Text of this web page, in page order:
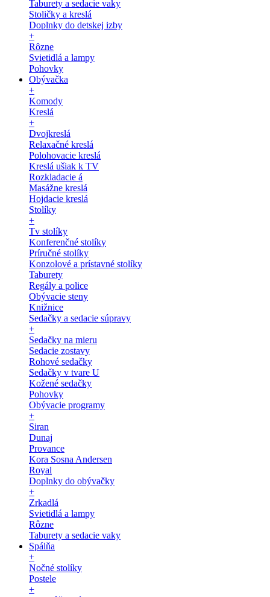
Taburety a sedacie vaky
Stoličky a kreslá
Doplnky do detskej izby
+
Rôzne
Svietidlá a lampy
Pohovky
Obývačka
+
Komody
Kreslá
+
Dvojkreslá
Relaxačné kreslá
Polohovacie kreslá
Kreslá ušiak k TV
Rozkladacie á
Masážne kreslá
Hojdacie kreslá
Stolíky
+
Tv stolíky
Konferenčné stolíky
Príručné stolíky
Konzolové a prístavné stolíky
Taburety
Regály a police
Obývacie steny
Knižnice
Sedačky a sedacie súpravy
+
Sedačky na mieru
Sedacie zostavy
Rohové sedačky
Sedačky v tvare U
Kožené sedačky
Pohovky
Obývacie programy
+
Siran
Dunaj
Provance
Kora Sosna Andersen
Royal
Doplnky do obývačky
+
Zrkadlá
Svietidlá a lampy
Rôzne
Taburety a sedacie vaky
Spálňa
+
Nočné stolíky
Postele
+